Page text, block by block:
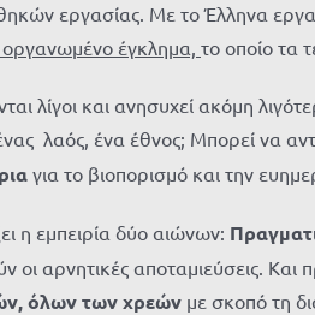
εργασίας. Με το Έλληνα
έγκλημα, το οποίο τα
λίγοι και ανησυχεί ακόμη
λαός, ένα έθνος; Μπορεί να
για το βιοπορισμό και την
η εμπειρία δύο αιώνων:
αρνητικές αποταμιεύσεις. Και
όλων των χρεών με σκοπό τη